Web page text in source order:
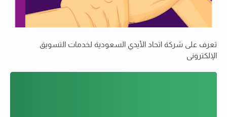
تعرف على شركة اتحاد الأيدي السعودية لخدمات التسويق
الإلكتروني